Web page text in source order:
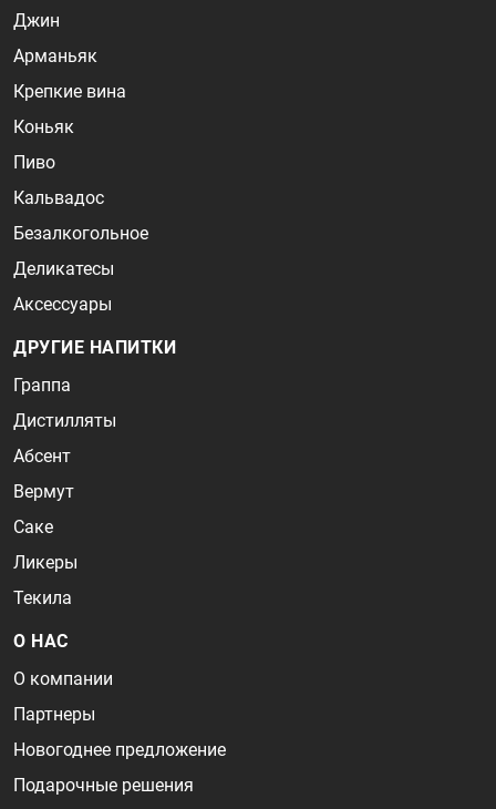
Джин
Арманьяк
Крепкие вина
Коньяк
Пиво
Кальвадос
Безалкогольное
Деликатесы
Аксессуары
ДРУГИЕ НАПИТКИ
Граппа
Дистилляты
Абсент
Вермут
Саке
Ликеры
Текила
О НАС
О компании
Партнеры
Новогоднее предложение
Подарочные решения